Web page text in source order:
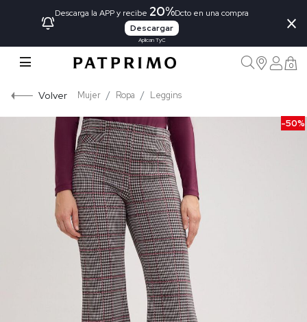
Descarga la APP y recibe 20%Dcto en una compra
Descargar
Aplican TyC
×
0
Volver Mujer Ropa Leggins
-50%